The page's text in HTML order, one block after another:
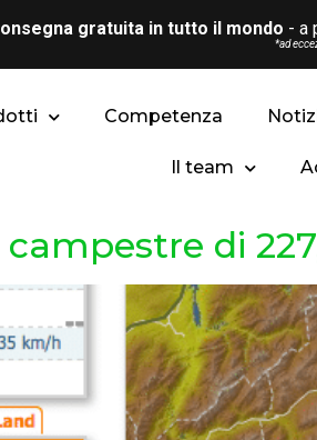
gratuita in tutto il mondo - a
*ad
Competenza
Il team
di